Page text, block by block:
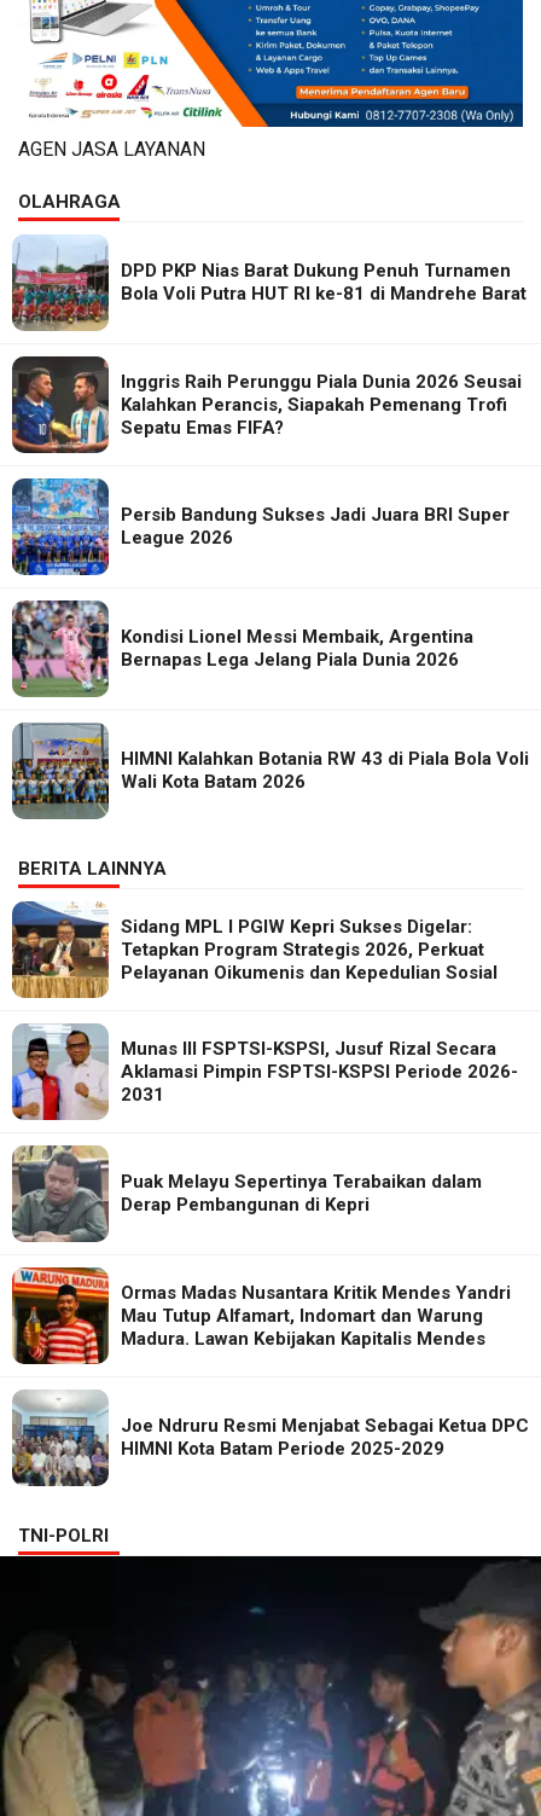
AGEN JASA LAYANAN
OLAHRAGA
DPD PKP Nias Barat Dukung Penuh Turnamen
Bola Voli Putra HUT RI ke-81 di Mandrehe Barat
Inggris Raih Perunggu Piala Dunia 2026 Seusai
Kalahkan Perancis, Siapakah Pemenang Trofi
Sepatu Emas FIFA?
Persib Bandung Sukses Jadi Juara BRI Super
League 2026
Kondisi Lionel Messi Membaik, Argentina
Bernapas Lega Jelang Piala Dunia 2026
HIMNI Kalahkan Botania RW 43 di Piala Bola Voli
Wali Kota Batam 2026
BERITA LAINNYA
Sidang MPL I PGIW Kepri Sukses Digelar:
Tetapkan Program Strategis 2026, Perkuat
Pelayanan Oikumenis dan Kepedulian Sosial
Munas III FSPTSI-KSPSI, Jusuf Rizal Secara
Aklamasi Pimpin FSPTSI-KSPSI Periode 2026-
2031
Puak Melayu Sepertinya Terabaikan dalam
Derap Pembangunan di Kepri
Ormas Madas Nusantara Kritik Mendes Yandri
Mau Tutup Alfamart, Indomart dan Warung
Madura. Lawan Kebijakan Kapitalis Mendes
Joe Ndruru Resmi Menjabat Sebagai Ketua DPC
HIMNI Kota Batam Periode 2025-2029
TNI-POLRI